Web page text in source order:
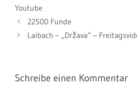
Youtube
22500 Funde
Laibach – „Država“ –
Schreibe einen Kommentar